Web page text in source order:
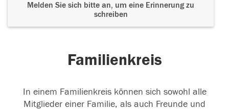
Melden Sie sich bitte an, um eine Erinnerung zu
schreiben
Familienkreis
In einem Familienkreis können sich sowohl alle
Mitglieder einer Familie, als auch Freunde und